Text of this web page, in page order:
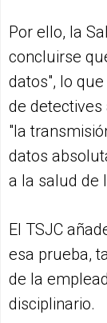
Por ello, la
concluirse
datos", lo
de
"la
datos
a la salud de
El TSJC
esa prueba,
de la
disciplinario.